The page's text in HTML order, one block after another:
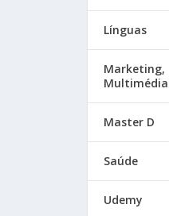
Línguas
Marketing,
Multimédia
Master D
Saúde
Udemy